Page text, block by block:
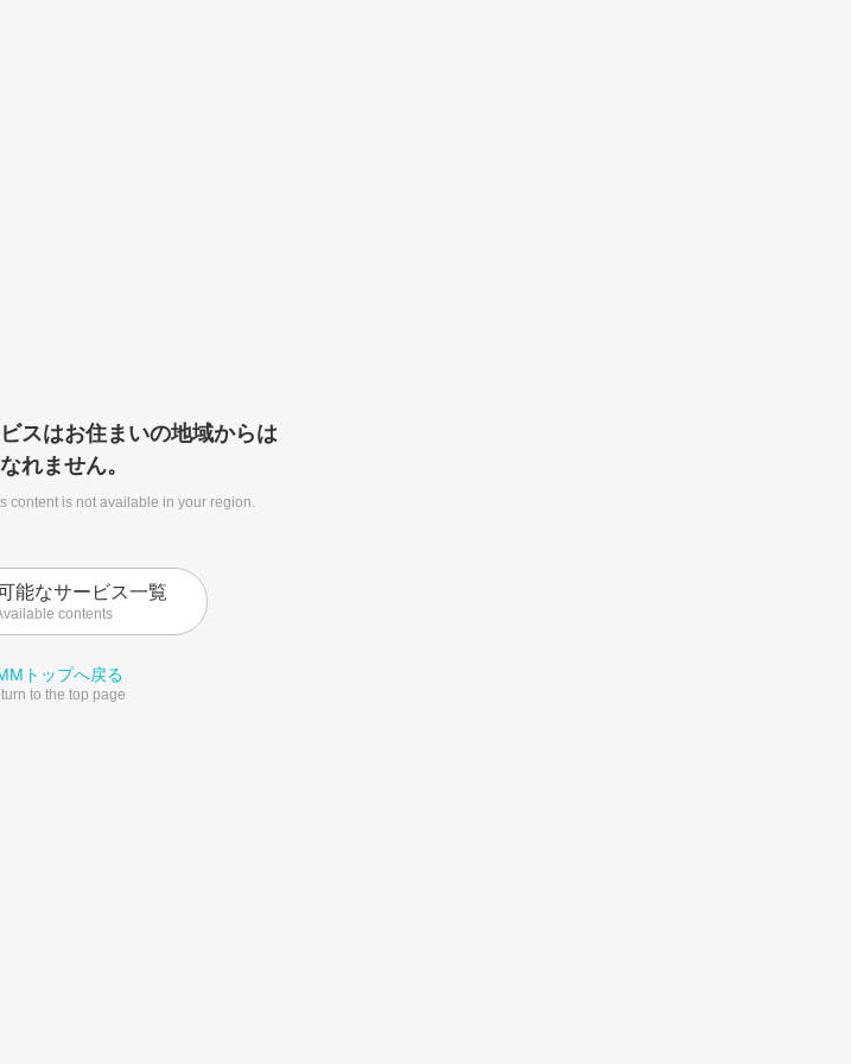
スはお住まいの地域からは
れません。
content is not available in your region.
能なサービス一覧
contents
トップへ戻る
to the top page